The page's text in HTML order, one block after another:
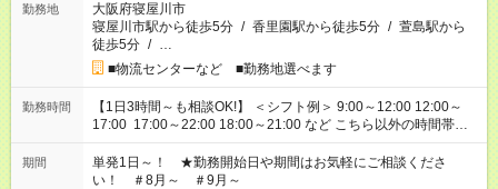
勤務地
大阪府寝屋川市
寝屋川市駅から徒歩5分 / 香里園駅から徒歩5分 / 萱島駅から
徒歩5分 / …
■物流センターなど ■勤務地選べます
勤務時間
【1日3時間～も相談OK!】 ＜シフト例＞ 9:00～12:00 12:00～
17:00 17:00～22:00 18:00～21:00 など こちら以外の時間帯も
お気軽にご相談ください！
期間
単発1日～！ ★勤務開始日や期間はお気軽にご相談くださ
い！ ＃8月～ ＃9月～